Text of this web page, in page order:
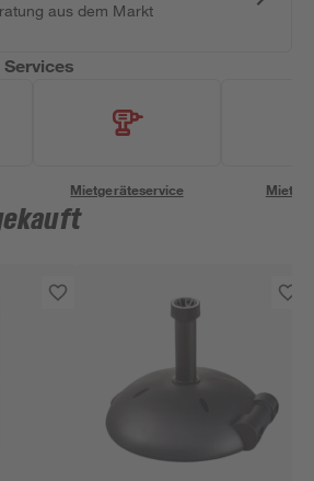
aus dem Markt
Mietgeräteservice